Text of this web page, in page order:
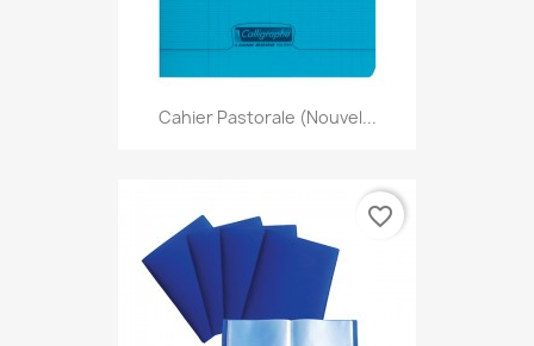
Cahier Pastorale (nouvel...
favorite_border